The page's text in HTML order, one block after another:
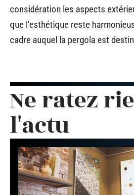
considération les aspects
que l’esthétique reste
cadre auquel la pergola est
Ne ratez
l'actu